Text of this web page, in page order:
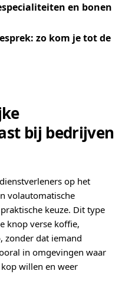
en bonen
zo kom je tot de
bij bedrijven
op het
volautomatische
keuze. Dit type
knop verse koffie,
zonder dat iemand
in omgevingen waar
willen en weer